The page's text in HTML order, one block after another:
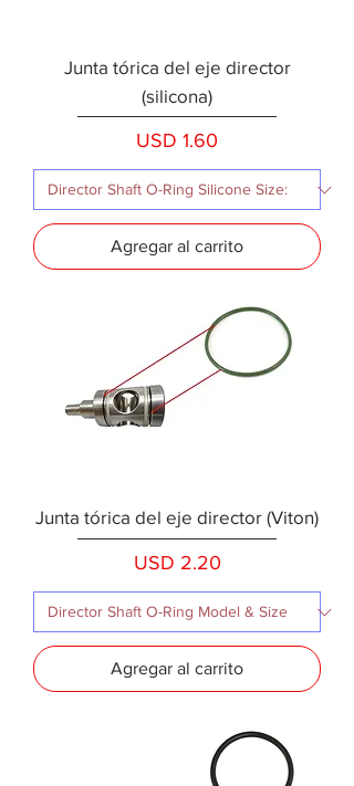
Junta tórica del eje director
(silicona)
Precio
USD 1.60
Agregar al carrito
Junta tórica del eje director (Viton)
Precio
USD 2.20
Agregar al carrito